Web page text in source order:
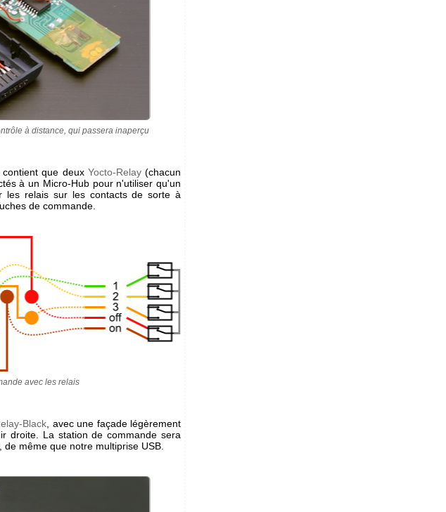
à distance, qui passera inaperçu
que deux Yocto-Relay(chacun
à un Micro-Hub pour n'utiliser qu'un
les relais sur les contacts de sorte à
de commande.
avec les relais
Black , avec une façade légèrement
droite. La station de commande sera
même que notre multiprise USB.